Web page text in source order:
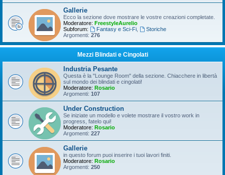
Gallerie
Ecco la sezione dove mostrare le vostre creazioni completate.
Moderatore: FreestyleAurelio
Subforum:
Fantasy e Sci-Fi,
Storiche
Argomenti: 276
Mezzi Blindati e Cingolati
Industria Pesante
Questa è la "Lounge Room" della sezione. Chiacchere in libertà
sul mondo dei blindati e cingolati!
Moderatore: Rosario
Argomenti: 107
Under Construction
Se iniziate un modello e volete mostrare il vostro work in
progress, fatelo qui!
Moderatore: Rosario
Argomenti: 227
Gallerie
in questo forum puoi inserire i tuoi lavori finiti.
Moderatore: Rosario
Argomenti: 250